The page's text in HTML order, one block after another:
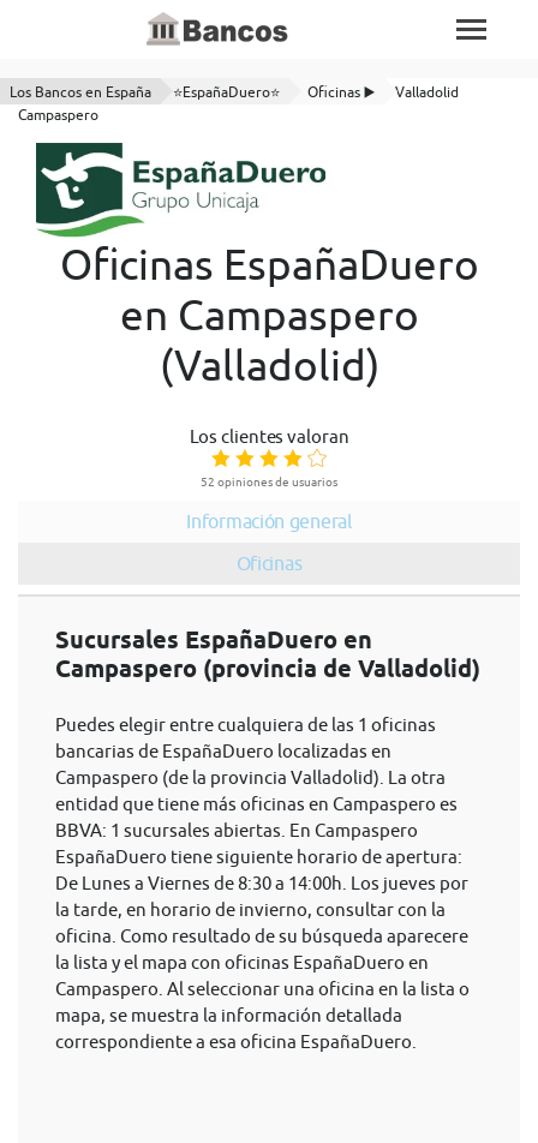
Los Bancos en España ⭐EspañaDuero⭐ Oficinas ▶️
Valladolid
Campaspero
Oficinas EspañaDuero
en Campaspero
(Valladolid)
Los clientes valoran
52 opiniones de usuarios
Información general
Oficinas
Sucursales EspañaDuero en
Campaspero (provincia de Valladolid)
Puedes elegir entre cualquiera de las 1 oficinas
bancarias de EspañaDuero localizadas en
Campaspero (de la provincia Valladolid). La otra
entidad que tiene más oficinas en Campaspero es
BBVA: 1 sucursales abiertas. En Campaspero
EspañaDuero tiene siguiente horario de apertura:
De Lunes a Viernes de 8:30 a 14:00h. Los jueves por
la tarde, en horario de invierno, consultar con la
oficina. Como resultado de su búsqueda aparecere
la lista y el mapa con oficinas EspañaDuero en
Campaspero. Al seleccionar una oficina en la lista o
mapa, se muestra la información detallada
correspondiente a esa oficina EspañaDuero.